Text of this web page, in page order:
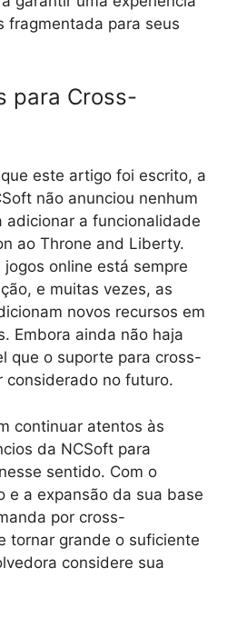
fragmentada para seus
para Cross-
este artigo foi escrito, a
não anunciou nenhum
adicionar a funcionalidade
ao Throne and Liberty.
online está sempre
e muitas vezes, as
novos recursos em
Embora ainda não haja
que o suporte para cross-
considerado no futuro.
continuar atentos às
da NCSoft para
sentido. Com o
e a expansão da sua base
por cross-
tornar grande o suficiente
considere sua